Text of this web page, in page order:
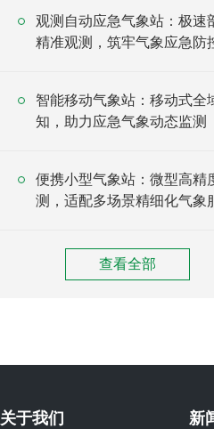
观测自动应急气象站：极速
精准观测，筑牢气象应急防
智能移动气象站：移动式全
知，助力应急气象动态监测
便携小型气象站：微型高精
测，适配多场景精细化气象
查看全部
关于我们 新